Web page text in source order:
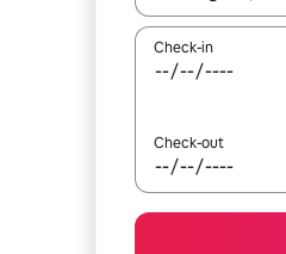
Check-in
Check-out